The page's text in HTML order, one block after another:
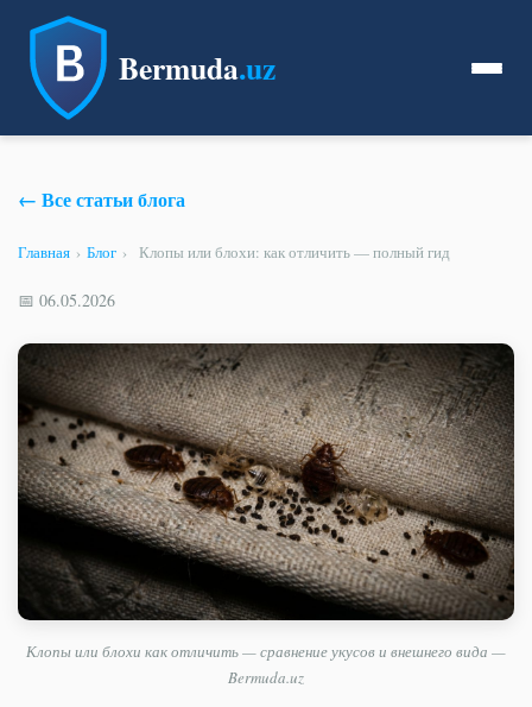
Bermuda.uz
← Все статьи блога
Главная › Блог › Клопы или блохи: как отличить — полный гид
📅 06.05.2026
Клопы или блохи как отличить — сравнение укусов и внешнего вида —
Bermuda.uz